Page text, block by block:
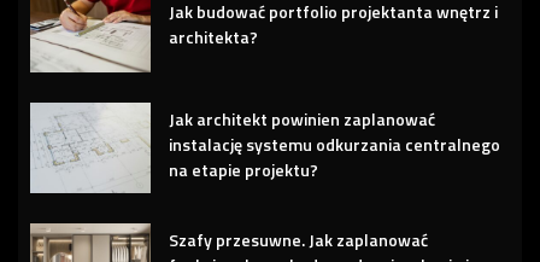
Jak budować portfolio projektanta wnętrz i
architekta?
Jak architekt powinien zaplanować
instalację systemu odkurzania centralnego
na etapie projektu?
Szafy przesuwne. Jak zaplanować